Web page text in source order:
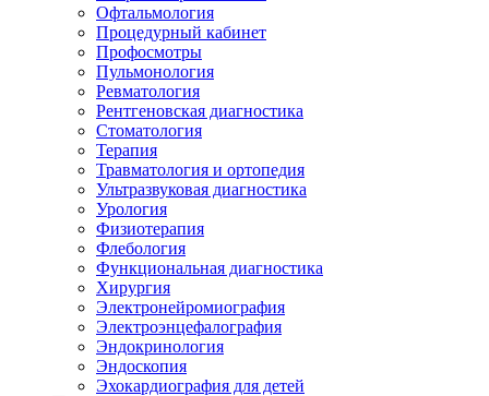
Офтальмология
Процедурный кабинет
Профосмотры
Пульмонология
Ревматология
Рентгеновская диагностика
Стоматология
Терапия
Травматология и ортопедия
Ультразвуковая диагностика
Урология
Физиотерапия
Флебология
Функциональная диагностика
Хирургия
Электронейромиография
Электроэнцефалография
Эндокринология
Эндоскопия
Эхокардиография для детей